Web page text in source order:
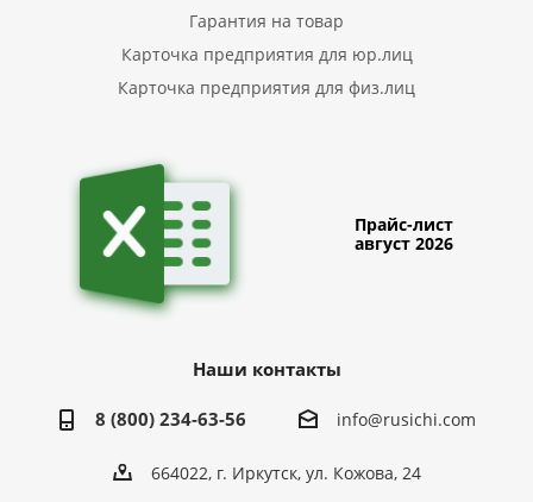
Гарантия на товар
Карточка предприятия для юр.лиц
Карточка предприятия для физ.лиц
Прайс-лист
август 2026
Наши контакты
8 (800) 234-63-56 info@rusichi.com
664022, г. Иркутск, ул. Кожова, 24